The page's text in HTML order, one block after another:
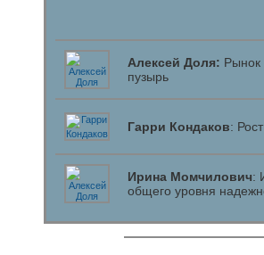
Алексей Доля: Рынок
пузырь
Гарри Кондаков:
Ирина Момчилович:
общего уровня